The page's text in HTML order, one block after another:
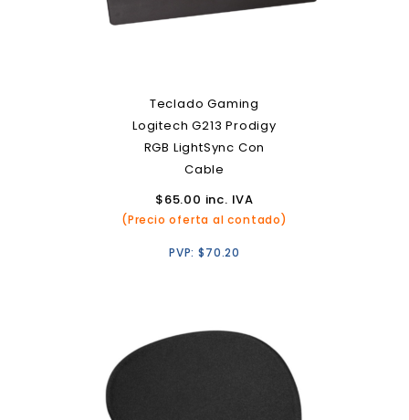
Teclado Gaming
Logitech G213 Prodigy
RGB LightSync Con
Cable
$65.00 inc. IVA
(Precio oferta al contado)
PVP:$70.20